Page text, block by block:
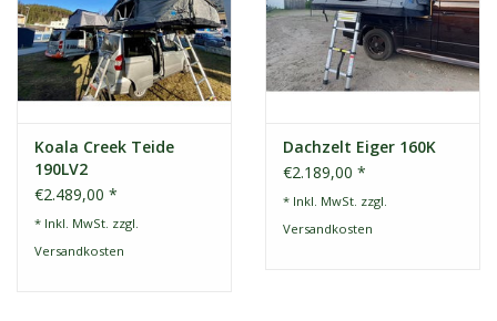
Koala Creek Teide
190LV2
€2.489,00 *
* Inkl. MwSt. zzgl.
Versandkosten
Dachzelt Eiger 160K
€2.189,00 *
* Inkl. MwSt. zzgl.
Versandkosten